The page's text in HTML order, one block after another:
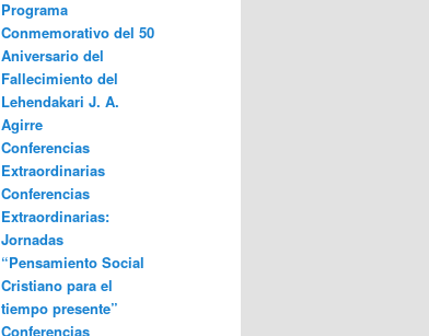
Programa
Conmemorativo del 50
Aniversario del
Fallecimiento del
Lehendakari J. A.
Agirre
Conferencias
Extraordinarias
Conferencias
Extraordinarias:
Jornadas
“Pensamiento Social
Cristiano para el
tiempo presente”
Conferencias